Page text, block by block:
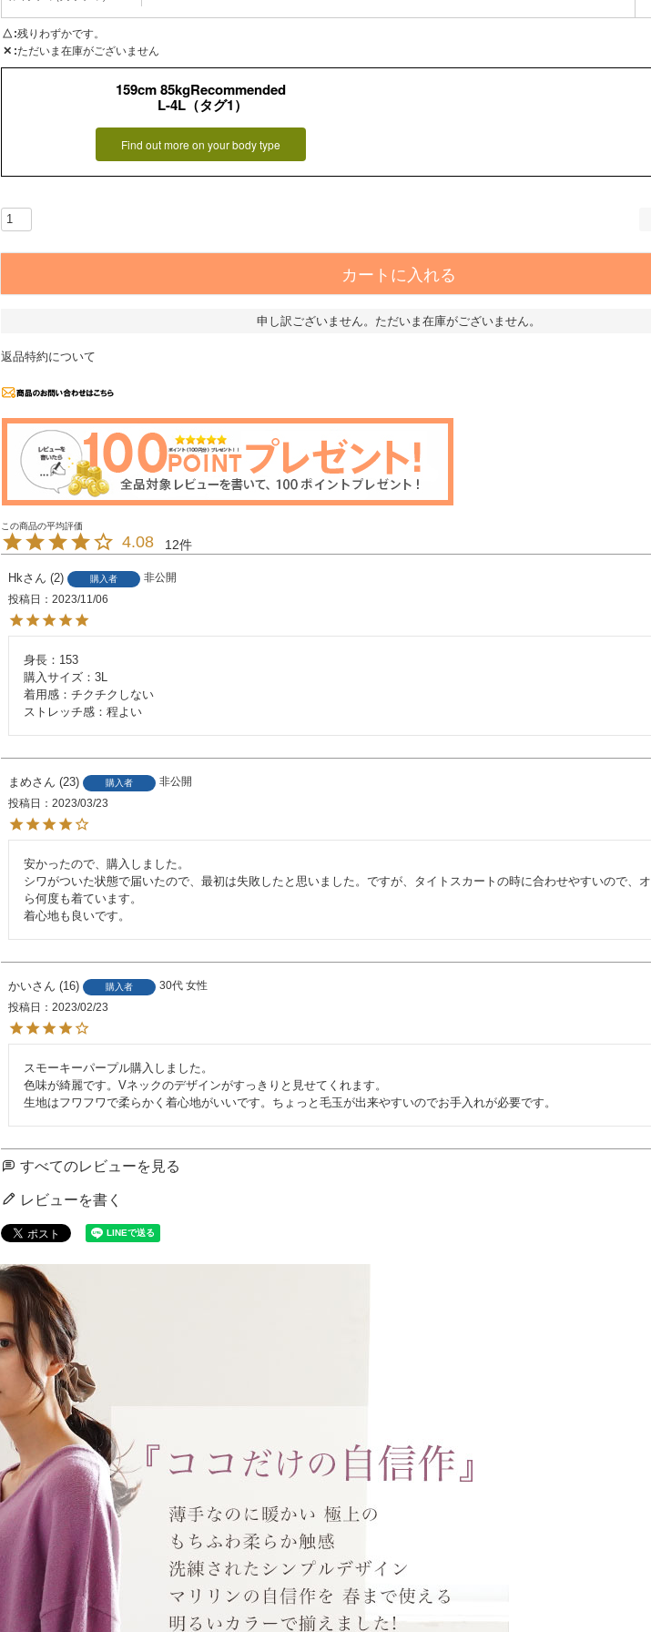
△ 残りわずかです。
✕ ただいま在庫がございません
159cm 85kgRecommended
L-4L（タグ1）
Find out more on your body type
カートに入れる
申し訳ございません。ただいま在庫がございません。
返品特約について
4.08 12
Hk 2 購入者
非公開
投稿日
2023/11/06
身長：153
購入サイズ：3L
着用感：チクチクしない
ストレッチ感：程よい
まめ 23 購入者
非公開
投稿日
2023/03/23
安かったので、購入しました。
シワがついた状態で届いたので、最初は失敗したと思いました。ですが、タイトスカートの時に合わせやすいので、
ら何度も着ています。
着心地も良いです。
かい 16 購入者 30代 女性
投稿日
2023/02/23
スモーキーパープル購入しました。
色味が綺麗です。Vネックのデザインがすっきりと見せてくれます。
生地はフワフワで柔らかく着心地がいいです。ちょっと毛玉が出来やすいのでお手入れが必要です。
すべてのレビューを見る
レビューを書く